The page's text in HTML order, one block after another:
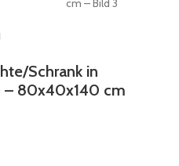
Schrank in
– 80x40x140 cm